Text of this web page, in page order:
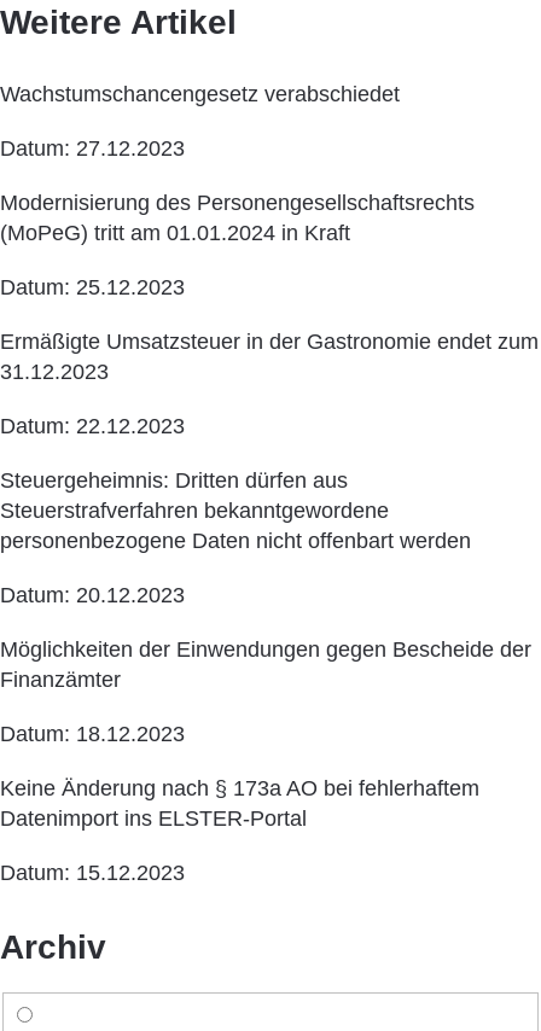
Weitere Artikel
Wachstumschancengesetz verabschiedet
Datum: 27.12.2023
Modernisierung des Personengesellschaftsrechts
(MoPeG) tritt am 01.01.2024 in Kraft
Datum: 25.12.2023
Ermäßigte Umsatzsteuer in der Gastronomie endet zum
31.12.2023
Datum: 22.12.2023
Steuergeheimnis: Dritten dürfen aus
Steuerstrafverfahren bekanntgewordene
personenbezogene Daten nicht offenbart werden
Datum: 20.12.2023
Möglichkeiten der Einwendungen gegen Bescheide der
Finanzämter
Datum: 18.12.2023
Keine Änderung nach § 173a AO bei fehlerhaftem
Datenimport ins ELSTER-Portal
Datum: 15.12.2023
Archiv